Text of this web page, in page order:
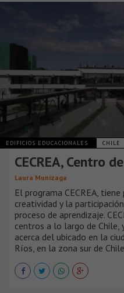
EDIFICIOS EDUCACIONALES CHILE
CECREA, Centro
Laura Munizaga
El programa CECREA,
creatividad y la
proceso de aprendizaje.
centros a lo largo de
acerca del ubicado en la
Ríos, en la zona sur de